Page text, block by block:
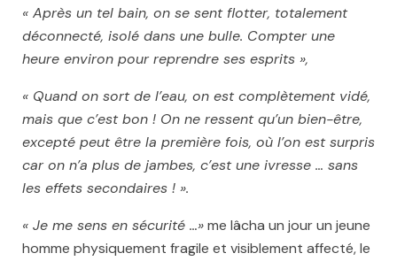
« Après un tel bain, on se sent flotter, totalement
déconnecté, isolé dans une bulle. Compter une
heure environ pour reprendre ses esprits »,
« Quand on sort de l’eau, on est complètement vidé,
mais que c’est bon ! On ne ressent qu’un bien-être,
excepté peut être la première fois, où l’on est surpris
car on n’a plus de jambes, c’est une ivresse … sans
les effets secondaires ! ».
« Je me sens en sécurité …»me lâcha un jour un jeune
homme physiquement fragile et visiblement affecté, le